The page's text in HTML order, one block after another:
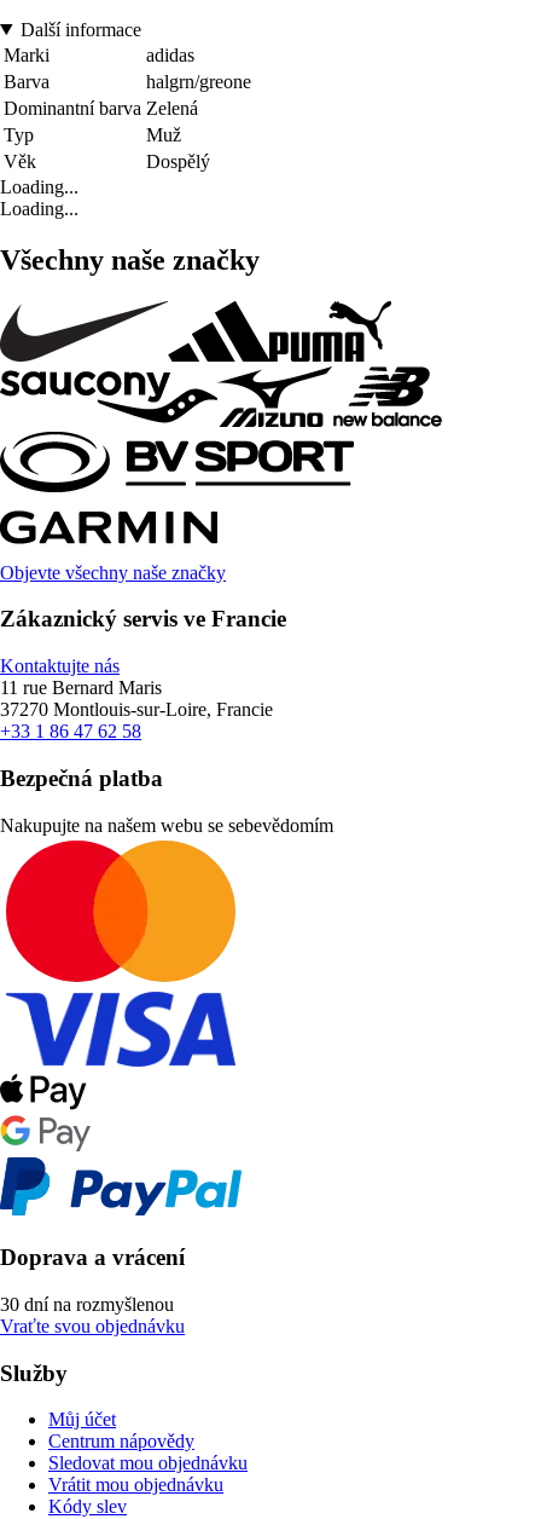
Další informace
Marki
adidas
Barva
halgrn/greone
Dominantní barva Zelená
Typ
Muž
Věk
Dospělý
Loading...
Loading...
Všechny naše značky
Objevte všechny naše značky
Zákaznický servis ve Francie
Kontaktujte nás
11 rue Bernard Maris
37270 Montlouis-sur-Loire, Francie
+33 1 86 47 62 58
Bezpečná platba
Nakupujte na našem webu se sebevědomím
Doprava a vrácení
30 dní na rozmyšlenou
Vraťte svou objednávku
Služby
Můj účet
Centrum nápovědy
Sledovat mou objednávku
Vrátit mou objednávku
Kódy slev